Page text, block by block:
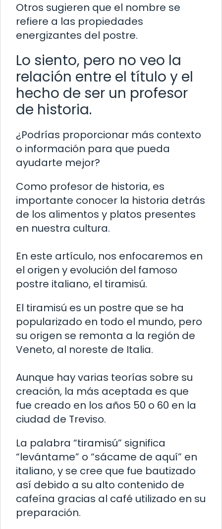
Otros sugieren que el nombre se
refiere a las propiedades
energizantes del postre.
Lo siento, pero no veo la
relación entre el título y el
hecho de ser un profesor
de historia.
¿Podrías proporcionar más contexto
o información para que pueda
ayudarte mejor?
Como profesor de historia, es
importante conocer la historia detrás
de los alimentos y platos presentes
en nuestra cultura.
En este artículo, nos enfocaremos en
el origen y evolución del famoso
postre italiano, el tiramisú.
El tiramisú es un postre que se ha
popularizado en todo el mundo, pero
su origen se remonta a la región de
Veneto, al noreste de Italia.
Aunque hay varias teorías sobre su
creación, la más aceptada es que
fue creado en los años 50 o 60 en la
ciudad de Treviso.
La palabra “tiramisú” significa
“levántame” o “sácame de aquí” en
italiano, y se cree que fue bautizado
así debido a su alto contenido de
cafeína gracias al café utilizado en su
preparación.